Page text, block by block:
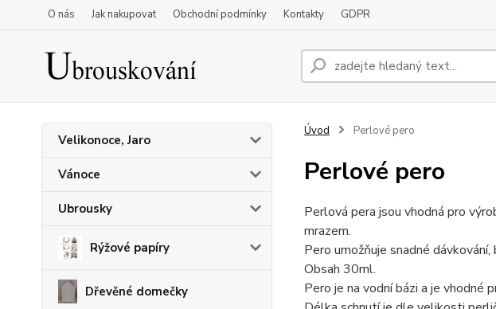
O nás Jak nakupovat Obchodní podmínky Kontakty GDPR
Velikonoce, Jaro
Vánoce
Ubrousky
Rýžové papíry
Dřevěné domečky
Úvod Perlové pero
Perlové pero
Perlová pera jsou vhodná pro
mrazem.
Pero umožňuje snadné
Obsah 30ml.
Pero je na vodní bázi a je vhodné